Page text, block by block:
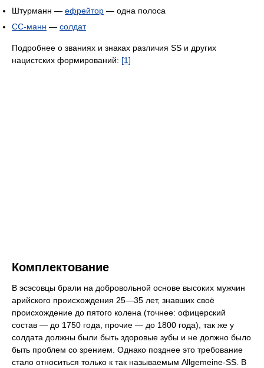
Штурманн — ефрейтор — одна полоса
СС-манн — солдат
Подробнее о званиях и знаках различия SS и других
нацистских формирований: [1]
Комплектование
В эсэсовцы брали на добровольной основе высоких мужчин
арийского происхождения 25—35 лет, знавших своё
происхождение до пятого колена (точнее: офицерский
состав — до 1750 года, прочие — до 1800 года), так же у
солдата должны были быть здоровые зубы и не должно было
быть проблем со зрением. Однако позднее это требование
стало относиться только к так называемым Allgemeine-SS . В